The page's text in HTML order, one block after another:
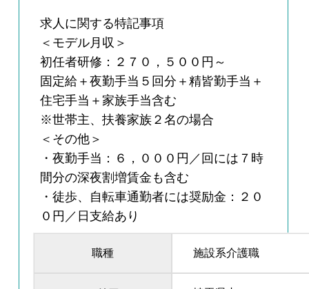
求人に関する特記事項
＜モデル月収＞
初任者研修：２７０，５００円～
固定給＋夜勤手当５回分＋精皆勤手当＋
住宅手当＋家族手当含む
※世帯主、扶養家族２名の場合
＜その他＞
・夜勤手当：６，０００円／回には７時
間分の深夜割増賃金も含む
・徒歩、自転車通勤者には奨励金：２０
０円／日支給あり
職種 施設系介護職